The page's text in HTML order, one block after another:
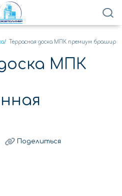
/ Террасная доска МПК премиум
МПК
Поделиться